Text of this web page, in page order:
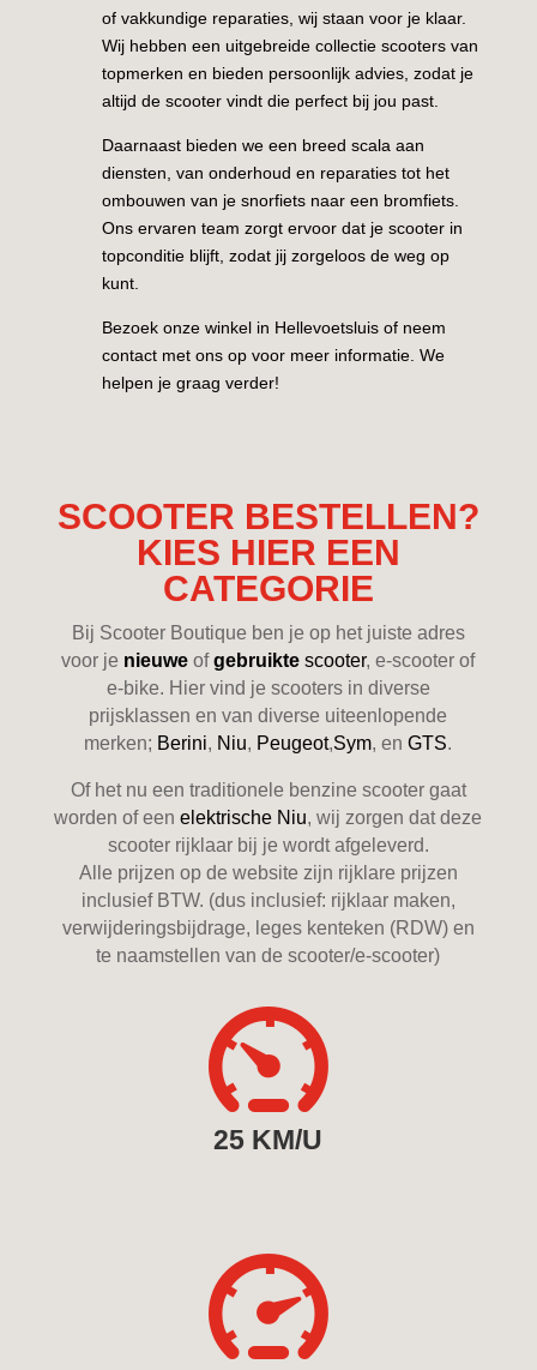
of vakkundige reparaties, wij staan voor je klaar.
Wij hebben een uitgebreide collectie scooters van
topmerken en bieden persoonlijk advies, zodat je
altijd de scooter vindt die perfect bij jou past.
Daarnaast bieden we een breed scala aan
diensten, van onderhoud en reparaties tot het
ombouwen van je snorfiets naar een bromfiets.
Ons ervaren team zorgt ervoor dat je scooter in
topconditie blijft, zodat jij zorgeloos de weg op
kunt.
Bezoek onze winkel in Hellevoetsluis of neem
contact met ons op voor meer informatie. We
helpen je graag verder!
SCOOTER BESTELLEN?
KIES HIER EEN
CATEGORIE
Bij Scooter Boutique ben je op het juiste adres
voor je nieuwe ofgebruikte scooter, e-scooter of
e-bike. Hier vind je scooters in diverse
prijsklassen en van diverse uiteenlopende
merken; Berini Niu Peugeot, Sym , enGTS
Of het nu een traditionele benzine scooter gaat
worden of eenelektrische Niu , wij zorgen dat deze
scooter rijklaar bij je wordt afgeleverd.
Alle prijzen op de website zijn rijklare prijzen
inclusief BTW. (dus inclusief: rijklaar maken,
verwijderingsbijdrage, leges kenteken (RDW) en
te naamstellen van de scooter/e-scooter)

25 KM/U
